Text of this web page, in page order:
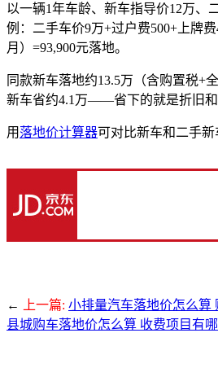
以一辆1年车龄、新车指导价12万、
例：二手车价9万+过户费500+上牌
月）=93,900元落地。
同款新车落地约13.5万（含购置税+
新车省约4.1万——省下的就是折旧和
用 落地价计算器可对比新车和二手新
← 上一篇: 小排量汽车落地价怎么算
县城购车落地价怎么算 收费项目有